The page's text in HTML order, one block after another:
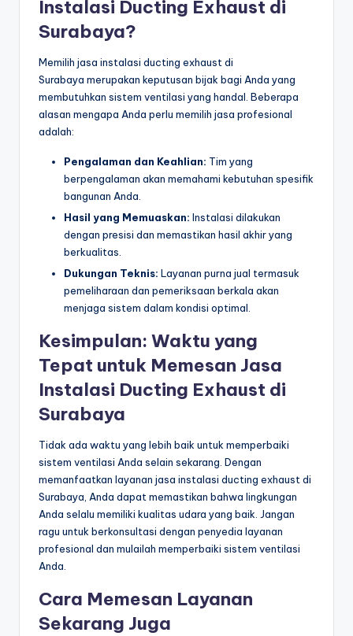
Instalasi Ducting Exhaust di
Surabaya?
Memilih jasa instalasi ducting exhaust di
Surabaya merupakan keputusan bijak bagi Anda yang
membutuhkan sistem ventilasi yang handal. Beberapa
alasan mengapa Anda perlu memilih jasa profesional
adalah:
Pengalaman dan Keahlian: Tim yang
berpengalaman akan memahami kebutuhan spesifik
bangunan Anda.
Hasil yang Memuaskan: Instalasi dilakukan
dengan presisi dan memastikan hasil akhir yang
berkualitas.
Dukungan Teknis: Layanan purna jual termasuk
pemeliharaan dan pemeriksaan berkala akan
menjaga sistem dalam kondisi optimal.
Kesimpulan: Waktu yang
Tepat untuk Memesan Jasa
Instalasi Ducting Exhaust di
Surabaya
Tidak ada waktu yang lebih baik untuk memperbaiki
sistem ventilasi Anda selain sekarang. Dengan
memanfaatkan layanan jasa instalasi ducting exhaust di
Surabaya, Anda dapat memastikan bahwa lingkungan
Anda selalu memiliki kualitas udara yang baik. Jangan
ragu untuk berkonsultasi dengan penyedia layanan
profesional dan mulailah memperbaiki sistem ventilasi
Anda.
Cara Memesan Layanan
Sekarang Juga